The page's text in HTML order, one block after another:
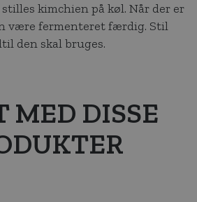
kimchien på køl. Når der er
være fermenteret færdig. Stil
den skal bruges.
MED DISSE